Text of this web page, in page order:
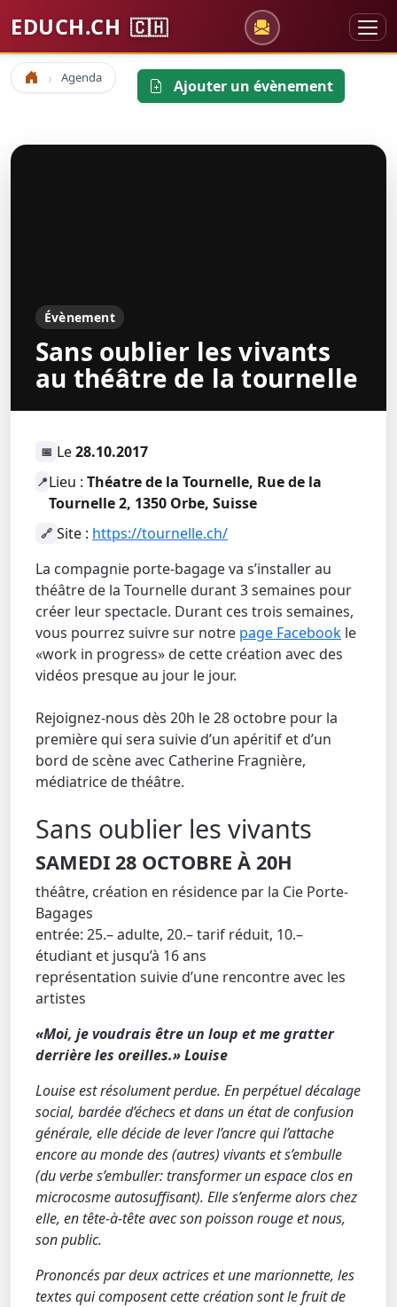
EDUCH.CH 🇨🇭
Accueil Agenda Ajouter un évènement
Évènement
Sans oublier les vivants
au théâtre de la tournelle
📅 Le28.10.2017
📍Lieu :Théatre de la Tournelle, Rue de la
Tournelle 2, 1350 Orbe, Suisse
🔗 Site : https://tournelle.ch/
La compagnie porte-bagage va s’installer au
théâtre de la Tournelle durant 3 semaines pour
créer leur spectacle. Durant ces trois semaines,
vous pourrez suivre sur notre page Facebook le
«work in progress» de cette création avec des
vidéos presque au jour le jour.
Rejoignez-nous dès 20h le 28 octobre pour la
première qui sera suivie d’un apéritif et d’un
bord de scène avec Catherine Fragnière,
médiatrice de théâtre.
Sans oublier les vivants
SAMEDI 28 OCTOBRE À 20H
théâtre, création en résidence par la Cie Porte-
Bagages
entrée: 25.– adulte, 20.– tarif réduit, 10.–
étudiant et jusqu’à 16 ans
représentation suivie d’une rencontre avec les
artistes
«Moi, je voudrais être un loup et me gratter
derrière les oreilles.» Louise
Louise est résolument perdue. En perpétuel décalage
social, bardée d’échecs et dans un état de confusion
générale, elle décide de lever l’ancre qui l’attache
encore au monde des (autres) vivants et s’embulle
(du verbe s’embuller: transformer un espace clos en
microcosme autosuffisant). Elle s’enferme alors chez
elle, en tête-à-tête avec son poisson rouge et nous,
son public.
Prononcés par deux actrices et une marionnette, les
textes qui composent cette création sont le fruit de